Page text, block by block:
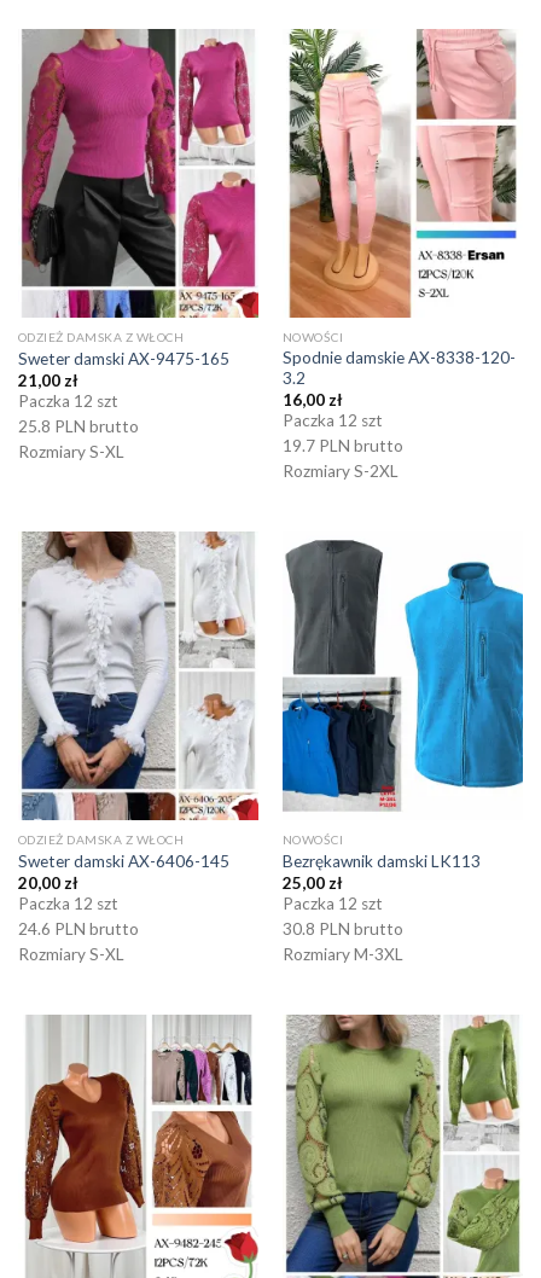
ODZIEŻ DAMSKA Z WŁOCH
Sweter damski AX-9475-165
21,00 zł
Paczka 12 szt
25.8 PLN brutto
Rozmiary S-XL
NOWOŚCI
Spodnie damskie AX-8338-120-
3.2
16,00zł
Paczka 12 szt
19.7 PLN brutto
Rozmiary S-2XL
ODZIEŻ DAMSKA Z WŁOCH
Sweter damski AX-6406-145
20,00 zł
Paczka 12 szt
24.6 PLN brutto
Rozmiary S-XL
NOWOŚCI
Bezrękawnik damski LK113
25,00 zł
Paczka 12 szt
30.8 PLN brutto
Rozmiary M-3XL